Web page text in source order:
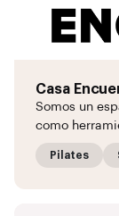
Casa
Somos un
como
Pilates